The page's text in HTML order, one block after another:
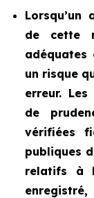
de cette
un risque
erreur.
de
vérifiées
publiques
relatifs à